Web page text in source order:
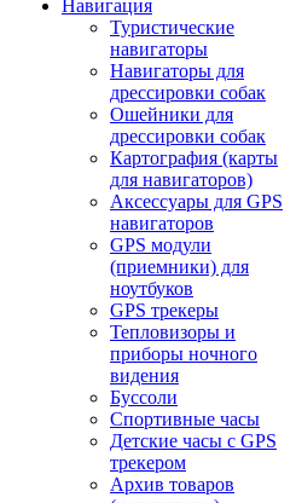
Навигация
Туристические
навигаторы
Навигаторы для
дрессировки собак
Ошейники для
дрессировки собак
Картография (карты
для навигаторов)
Аксессуары для GPS
навигаторов
GPS модули
(приемники) для
ноутбуков
GPS трекеры
Тепловизоры и
приборы ночного
видения
Буссоли
Спортивные часы
Детские часы с GPS
трекером
Архив товаров